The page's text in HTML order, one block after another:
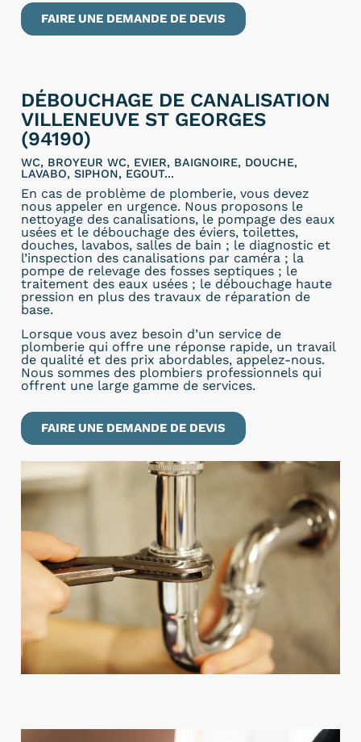
FAIRE UNE DEMANDE DE DEVIS
DÉBOUCHAGE DE CANALISATION
VILLENEUVE ST GEORGES
(94190)
WC, BROYEUR WC, EVIER, BAIGNOIRE, DOUCHE,
LAVABO, SIPHON, EGOUT...
En cas de problème de plomberie, vous devez
nous appeler en urgence. Nous proposons le
nettoyage des canalisations, le pompage des eaux
usées et le débouchage des éviers, toilettes,
douches, lavabos, salles de bain ; le diagnostic et
l’inspection des canalisations par caméra ; la
pompe de relevage des fosses septiques ; le
traitement des eaux usées ; le débouchage haute
pression en plus des travaux de réparation de
base.
Lorsque vous avez besoin d’un service de
plomberie qui offre une réponse rapide, un travail
de qualité et des prix abordables, appelez-nous.
Nous sommes des plombiers professionnels qui
offrent une large gamme de services.
FAIRE UNE DEMANDE DE DEVIS